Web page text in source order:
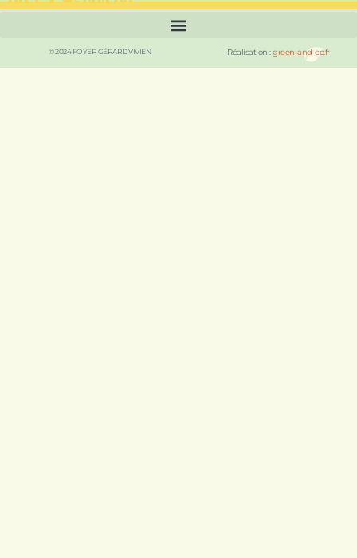
© 2024 FOYER GÉRARD VIVIEN Réalisation :green-and-co.fr